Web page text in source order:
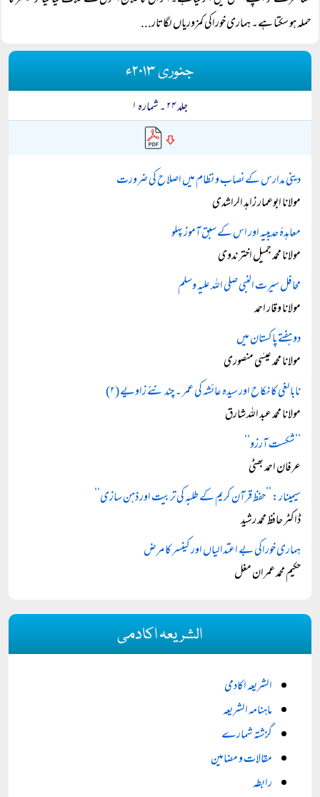
حملہ ہو سکتا ہے۔ ہماری خوراکی کمزوریاں لگاتار...
جنوری ۲۰۱۳ء
جلد ۲۴ ۔ شمارہ ۱
دینی مدارس کے نصاب و نظام میں اصلاح کی ضرورت
مولانا ابوعمار زاہد الراشدی
معاہدۂ حدیبیہ اور اس کے سبق آموز پہلو
مولانا محمد جمیل اختر ندوی
محافل سیرت النبی صلی اللہ علیہ وسلم
مولانا وقار احمد
دو ہفتے پاکستان میں
مولانا محمد عیسٰی منصوری
نابالغی کا نکاح اور سیدہ عائشہ کی عمر ۔ چند نئے زاویے (۲)
مولانا محمد عبد اللہ شارق
’’شکست آرزو‘‘
عرفان احمد بھٹی
سیمینار: ’’حفظ قرآن کریم کے طلبہ کی تربیت اور ذہن سازی‘‘
ڈاکٹر حافظ محمد رشید
ہماری خوراکی بے اعتدالیاں اور کینسر کا مرض
حکیم محمد عمران مغل
الشریعہ اکادمی
الشریعہ اکادمی
ماہنامہ الشریعہ
گزشتہ شمارے
مقالات و مضامین
رابطہ